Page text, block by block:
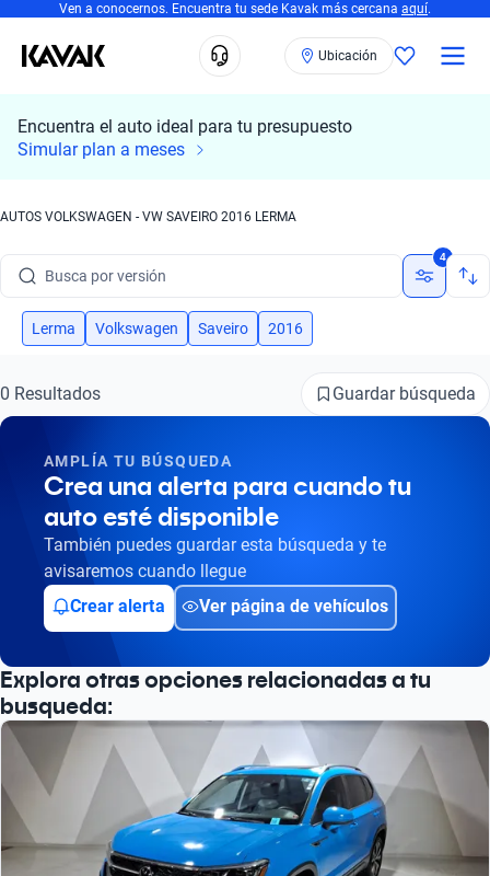
Ven a conocernos. Encuentra tu sede Kavak más cercana aquí.
Ubicación
Encuentra el auto ideal para tu presupuesto
Simular plan a meses
AUTOS VOLKSWAGEN - VW SAVEIRO 2016 LERMA
Busca por marca
Busca por año
Busca por marca
Busca por versión
Busca por año
4
Lerma Volkswagen Saveiro 2016
0 Resultados Guardar búsqueda
AMPLÍA TU BÚSQUEDA
Crea una alerta para cuando tu
auto esté disponible
También puedes guardar esta búsqueda y te
avisaremos cuando llegue
Crear alerta
Ver página de vehículos
Explora otras opciones relacionadas a tu
busqueda: